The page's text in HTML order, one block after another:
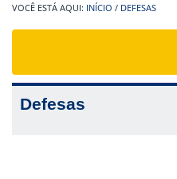
INÍCIO / DEFESAS
Defesas